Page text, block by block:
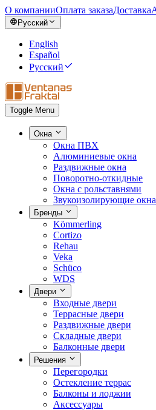
О компанииОплата заказаДоставка
Русский
English
Español
Русский
Toggle Menu
Окна
Окна ПВХ
Алюминиевые окна
Раздвижные окна
Поворотно-откидные
Окна с рольставнями
Звукоизолирующие окна
Бренды
Kömmerling
Cortizo
Rehau
Veka
Schüco
WDS
Двери
Входные двери
Террасные двери
Раздвижные двери
Складные двери
Балконные двери
Решения
Перегородки
Остекление террас
Балконы и лоджии
Аксессуары